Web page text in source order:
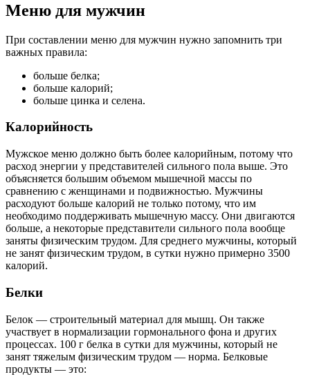
Меню для мужчин
При составлении меню для мужчин нужно запомнить три
важных правила:
больше белка;
больше калорий;
больше цинка и селена.
Калорийность
Мужское меню должно быть более калорийным, потому что
расход энергии у представителей сильного пола выше. Это
объясняется большим объемом мышечной массы по
сравнению с женщинами и подвижностью. Мужчины
расходуют больше калорий не только потому, что им
необходимо поддерживать мышечную массу. Они двигаются
больше, а некоторые представители сильного пола вообще
заняты физическим трудом. Для среднего мужчины, который
не занят физическим трудом, в сутки нужно примерно 3500
калорий.
Белки
Белок — строительный материал для мышц. Он также
участвует в нормализации гормонального фона и других
процессах. 100 г белка в сутки для мужчины, который не
занят тяжелым физическим трудом — норма. Белковые
продукты — это: